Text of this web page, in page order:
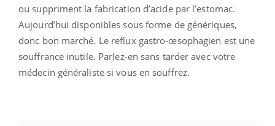
ou suppriment la fabrication d’acide par l’estomac.
Aujourd’hui disponibles sous forme de génériques,
donc bon marché. Le reflux gastro-œsophagien est une
souffrance inutile. Parlez-en sans tarder avec votre
médecin généraliste si vous en souffrez.